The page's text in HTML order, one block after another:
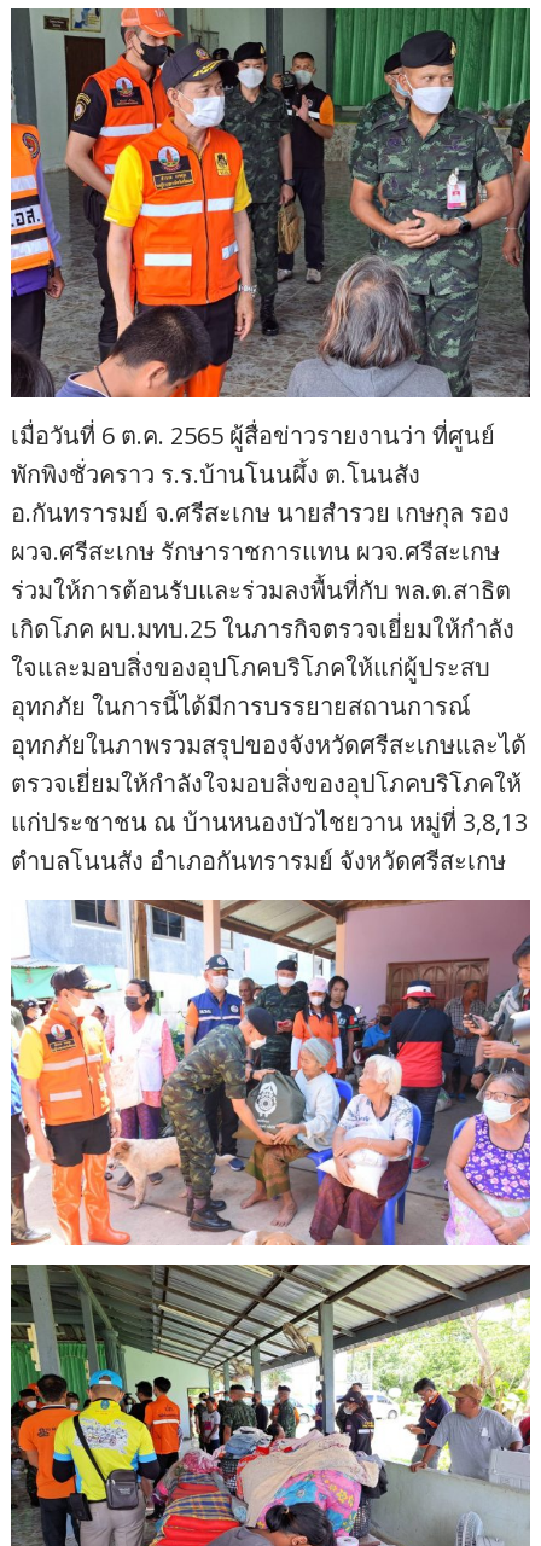
เมื่อวันที่ 6 ต.ค. 2565 ผู้สื่อข่าวรายงานว่า ที่ศูนย์
พักพิงชั่วคราว ร.ร.บ้านโนนผึ้ง ต.โนนสัง
อ.กันทรารมย์ จ.ศรีสะเกษ นายสำรวย เกษกุล รอง
ผวจ.ศรีสะเกษ รักษาราชการแทน ผวจ.ศรีสะเกษ
ร่วมให้การต้อนรับและร่วมลงพื้นที่กับ พล.ต.สาธิต
เกิดโภค ผบ.มทบ.25 ในภารกิจตรวจเยี่ยมให้กำลัง
ใจและมอบสิ่งของอุปโภคบริโภคให้แก่ผู้ประสบ
อุทกภัย ในการนี้ได้มีการบรรยายสถานการณ์
อุทกภัยในภาพรวมสรุปของจังหวัดศรีสะเกษและได้
ตรวจเยี่ยมให้กำลังใจมอบสิ่งของอุปโภคบริโภคให้
แก่ประชาชน ณ บ้านหนองบัวไชยวาน หมู่ที่ 3,8,13
ตำบลโนนสัง อำเภอกันทรารมย์ จังหวัดศรีสะเกษ